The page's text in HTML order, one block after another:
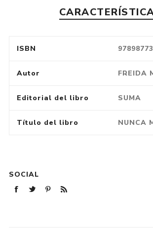
ISBN
Autor FREIDA
Editorial del libro SUMA
Título del libro NUNCA
SOCIAL